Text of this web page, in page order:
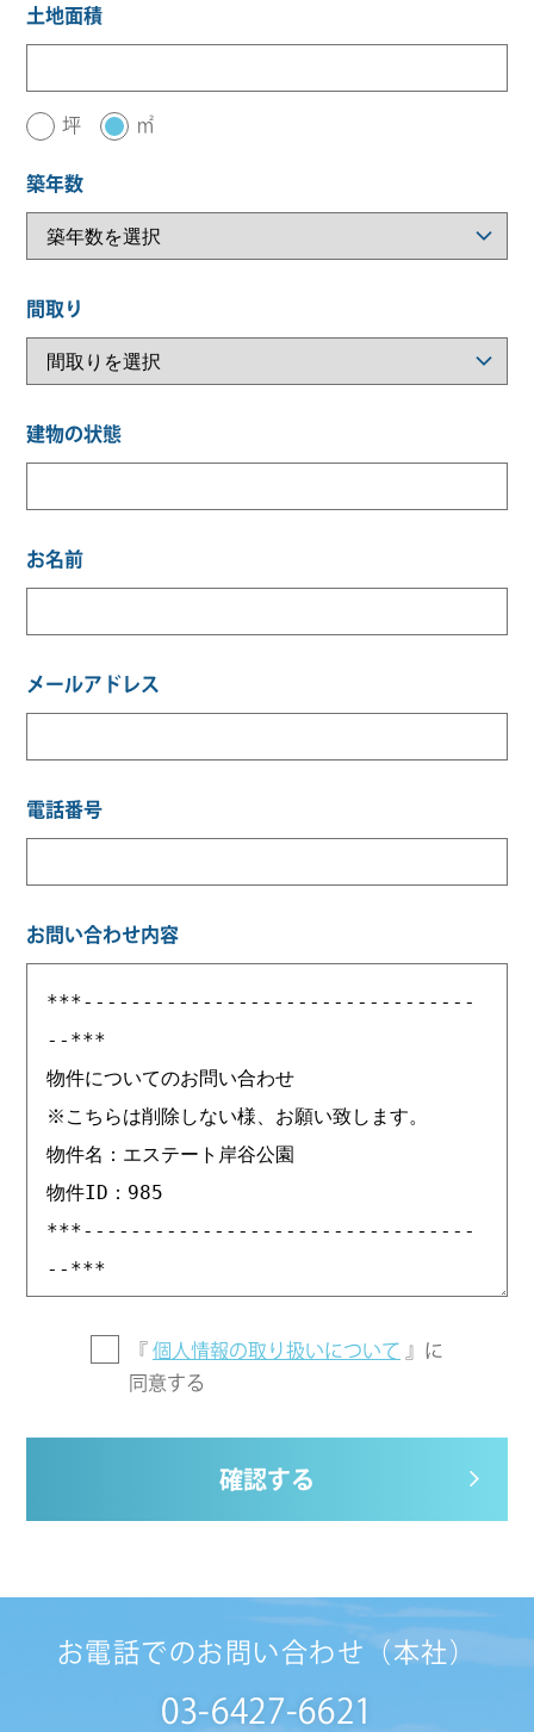
土地面積
坪 ㎡
築年数
間取り
建物の状態
お名前
メールアドレス
電話番号
お問い合わせ内容
『 個人情報の取り扱いについて 』に
同意する
確認する
お電話でのお問い合わせ（本社）
03-6427-6621